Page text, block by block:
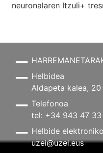
neuronalaren Itzuli+
Helbidea
Aldapeta kalea,
Telefonoa
tel: +34 943 47 33
Helbide
uzei@uzei.eus